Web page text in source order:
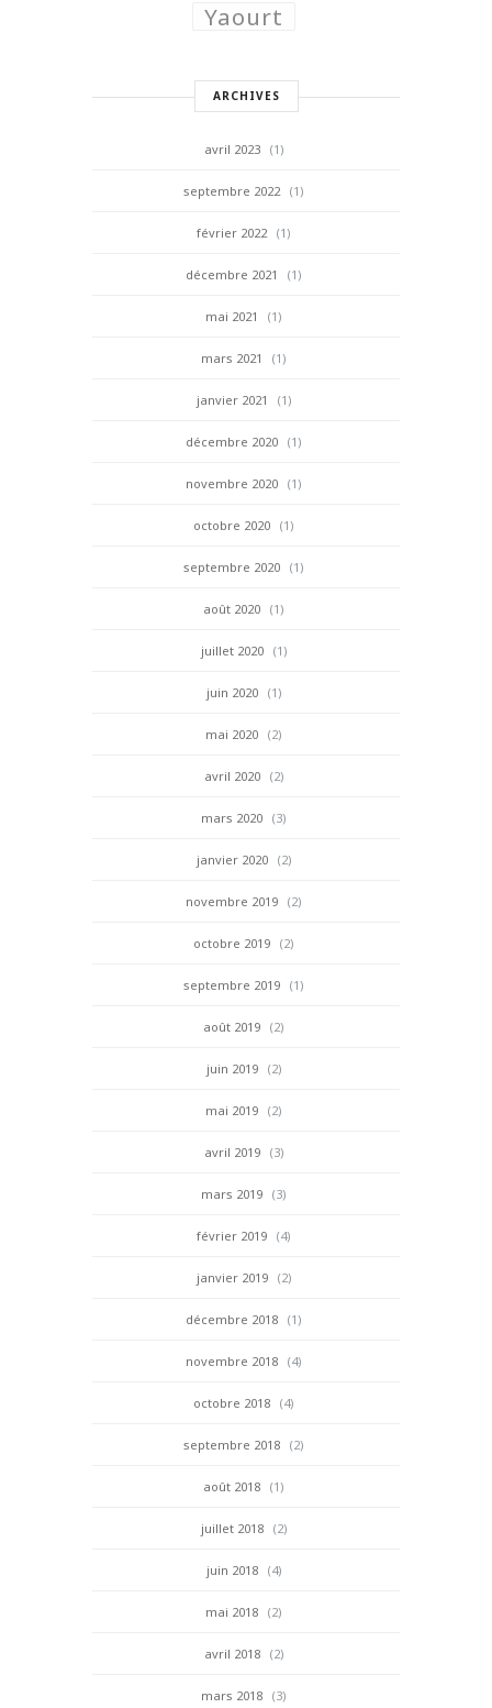
Yaourt
ARCHIVES
avril 2023 (1)
septembre 2022 (1)
février 2022 (1)
décembre 2021 (1)
mai 2021 (1)
mars 2021 (1)
janvier 2021 (1)
décembre 2020 (1)
novembre 2020 (1)
octobre 2020 (1)
septembre 2020 (1)
août 2020 (1)
juillet 2020 (1)
juin 2020 (1)
mai 2020 (2)
avril 2020 (2)
mars 2020 (3)
janvier 2020 (2)
novembre 2019 (2)
octobre 2019 (2)
septembre 2019 (1)
août 2019 (2)
juin 2019 (2)
mai 2019 (2)
avril 2019 (3)
mars 2019 (3)
février 2019 (4)
janvier 2019 (2)
décembre 2018 (1)
novembre 2018 (4)
octobre 2018 (4)
septembre 2018 (2)
août 2018 (1)
juillet 2018 (2)
juin 2018 (4)
mai 2018 (2)
avril 2018 (2)
mars 2018 (3)